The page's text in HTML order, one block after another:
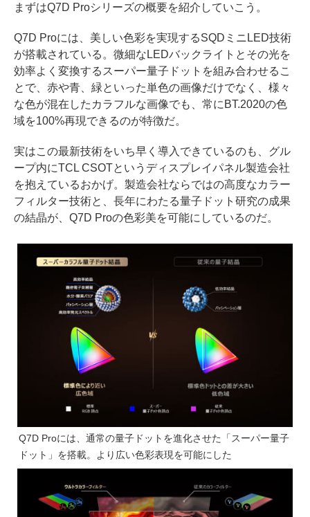
まずはQ7D Proシリーズの概要を紹介していこう。
Q7D Proには、美しい色彩を実現するSQDミニLED技術
が搭載されている。微細なLEDバックライトとその光を
効率よく変換するスーパー量子ドットを組み合わせるこ
とで、赤や青、緑といった単色の画像だけでなく、様々
な色が混在したカラフルな画像でも、常にBT.2020の色
域を100%再現できるのが特徴だ。
実はこの最新技術をいち早く導入できているのも、グル
ープ内にTCL CSOTというディスプレイパネル製造会社
を抱えているおかげ。製造会社ならではの高度なカラー
フィルター技術と、長年にわたる量子ドット研究の成果
の結晶が、Q7D Proの色彩美を可能にしているのだ。
Q7D Proには、通常の量子ドットを進化させた「スーパー量子
ドット」を搭載。より広い色彩表現を可能にした